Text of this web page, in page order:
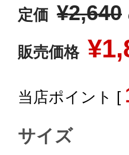
定価 ¥2,640
販売価格 ¥
[
サイズ